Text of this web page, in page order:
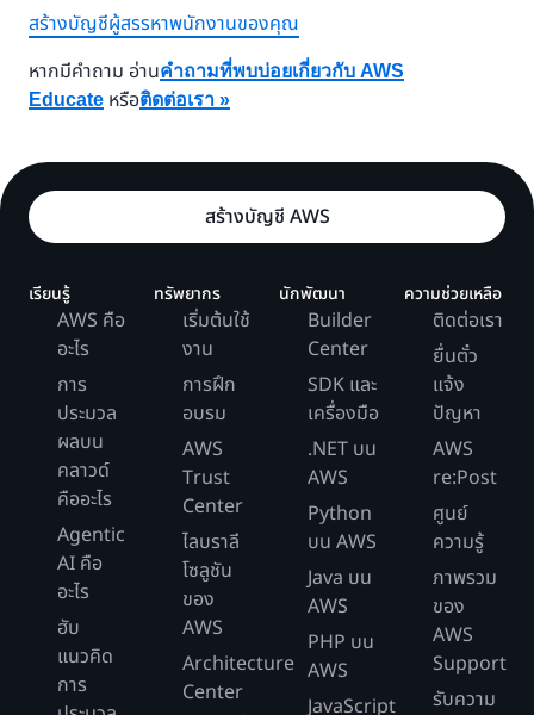
สร้างบัญชีผู้สรรหาพนักงานของคุณ
หากมีคำถาม อ่านคำถามที่พบบ่อยเกี่ยวกับ AWS
Educate หรือติดต่อเรา »
สร้างบัญชี AWS
เรียนรู้
AWS คือ
อะไร
การ
ประมวล
ผลบน
คลาวด์
คืออะไร
Agentic
AI คือ
อะไร
ฮับ
แนวคิด
การ
ทรัพยากร
เริ่มต้นใช้
งาน
การฝึก
อบรม
AWS
Trust
Center
ไลบราลี
โซลูชัน
ของ
AWS
Architecture
Center
นักพัฒนา
Builder
Center
SDK และ
เครื่องมือ
.NET บน
AWS
Python
บน AWS
Java บน
AWS
PHP บน
AWS
JavaScript
ความช่วยเหลือ
ติดต่อเรา
ยื่นตั๋ว
แจ้ง
ปัญหา
AWS
re:Post
ศูนย์
ความรู้
ภาพรวม
ของ
AWS
Support
รับความ